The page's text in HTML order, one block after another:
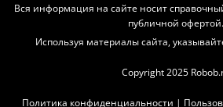
Вся информация на сайте носит
публичной офертой.
Используя материалы сайта,
Copyright 2025
Политика конфиденциальности |